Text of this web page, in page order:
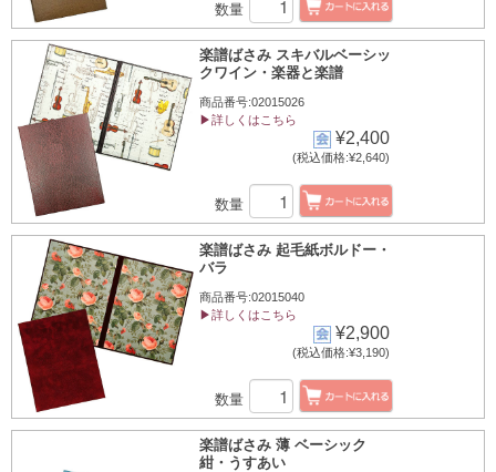
数量
楽譜ばさみ スキバルベーシッ
クワイン・楽器と楽譜
商品番号:02015026
▶詳しくはこちら
¥2,400
(税込価格:¥2,640)
数量
楽譜ばさみ 起毛紙ボルドー・
バラ
商品番号:02015040
▶詳しくはこちら
¥2,900
(税込価格:¥3,190)
数量
楽譜ばさみ 薄 ベーシック
紺・うすあい